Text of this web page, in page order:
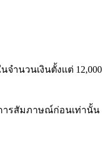
เงินตั้งแต่ 12,000 -
รสัมภาษณ์ก่อนเท่านั้น